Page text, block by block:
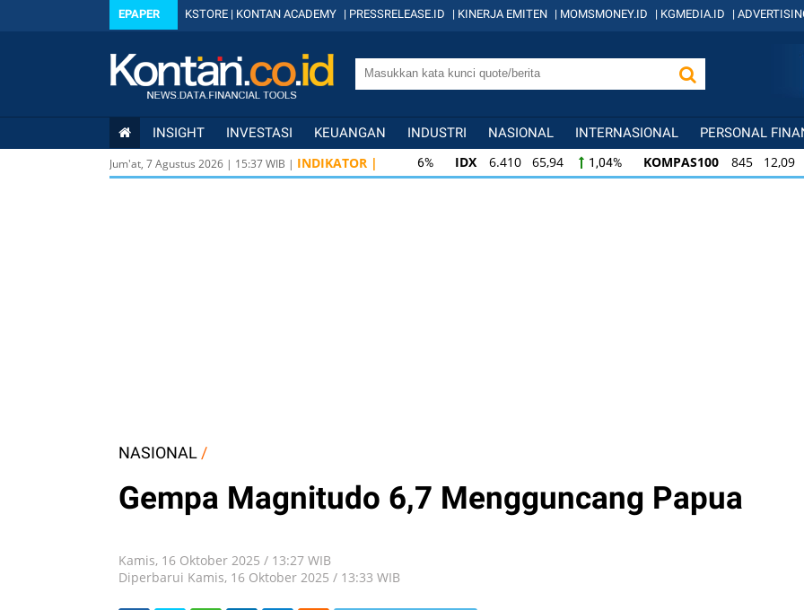
EPAPER KSTORE | KONTAN ACADEMY | PRESSRELEASE.ID | KINERJA EMITEN | MOMSMONEY.ID | KGMEDIA.ID |
INSIGHT INVESTASI KEUANGAN INDUSTRI NASIONAL INTERNASIONAL PERSONAL
Jum'at, 7 Agustus 2026 | 15:37WIB | INDIKATOR | IDX 6.410 65,94 1,04% KOMPAS100 845 12,09
KOMPAS100 845 12,09 1,45% LQ45 640 9,44
NASIONAL /
Gempa Magnitudo 6,7 Mengguncang Papua
Kamis, 16 Oktober 2025 / 13:27 WIB
Diperbarui Kamis, 16 Oktober 2025 / 13:33 WIB